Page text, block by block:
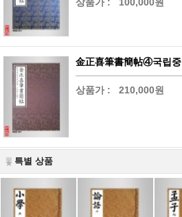
金正喜筆書簡帖④국립
상품가 : 210,000원
특별 상품